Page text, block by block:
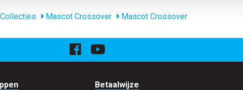
Collecties Mascot Crossover Mascot Crossover
Betaalwijze